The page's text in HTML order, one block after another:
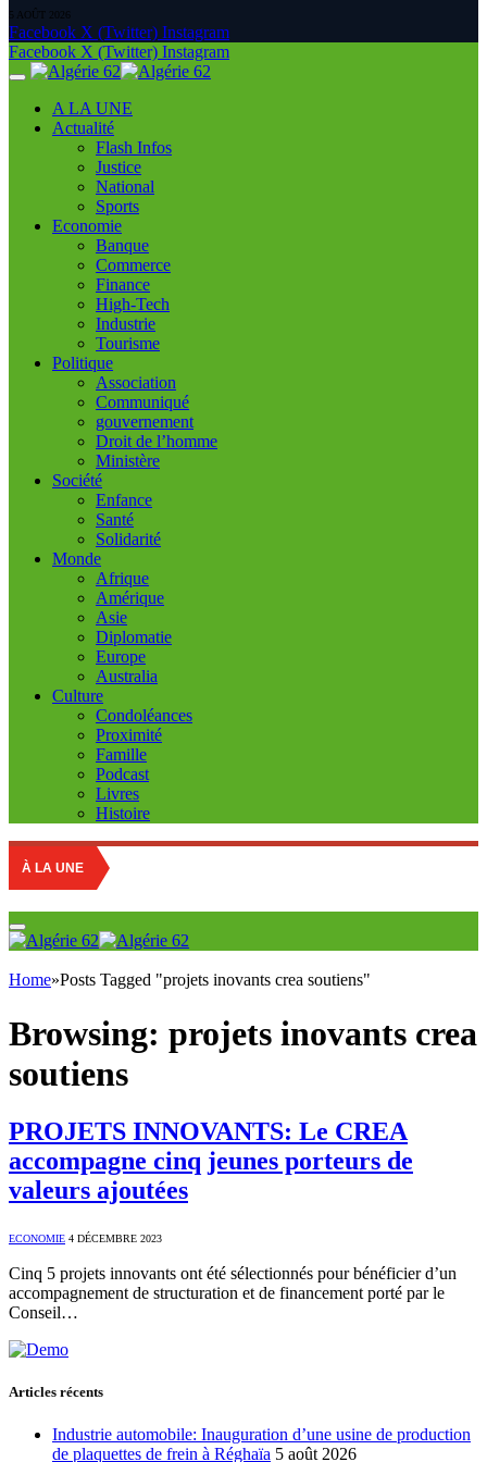
5 AOÛT 2026
Facebook X (Twitter) Instagram
Facebook X (Twitter) Instagram
A LA UNE
Actualité
Flash Infos
Justice
National
Sports
Economie
Banque
Commerce
Finance
High-Tech
Industrie
Tourisme
Politique
Association
Communiqué
gouvernement
Droit de l’homme
Ministère
Société
Enfance
Santé
Solidarité
Monde
Afrique
Amérique
Asie
Diplomatie
Europe
Australia
Culture
Condoléances
Proximité
Famille
Podcast
Livres
Histoire
À LA UNE
Home»Posts Tagged "projets inovants crea soutiens"
Browsing: projets inovants crea
soutiens
PROJETS INNOVANTS: Le CREA
accompagne cinq jeunes porteurs de
valeurs ajoutées
ECONOMIE 4 DÉCEMBRE 2023
Cinq 5 projets innovants ont été sélectionnés pour bénéficier d’un
accompagnement de structuration et de financement porté par le
Conseil…
Articles récents
Industrie automobile: Inauguration d’une usine de production
de plaquettes de frein à Réghaïa 5 août 2026